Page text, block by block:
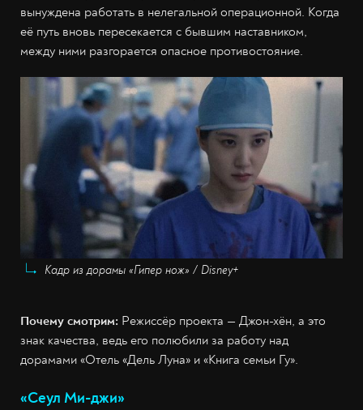
вынуждена работать в нелегальной операционной. Когда
её путь вновь пересекается с бывшим наставником,
между ними разгорается опасное противостояние.
Кадр из дорамы «Гипер нож» / Disney+
Почему смотрим: Режиссёр проекта — Джон-хён, а это
знак качества, ведь его полюбили за работу над
дорамами «Отель «Дель Луна» и «Книга семьи Гу».
«Сеул Ми-джи»